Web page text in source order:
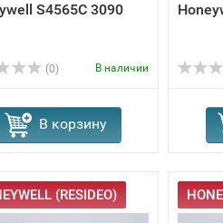
S4565C 3090
(0) В наличии
В корзину
(RESIDEO)